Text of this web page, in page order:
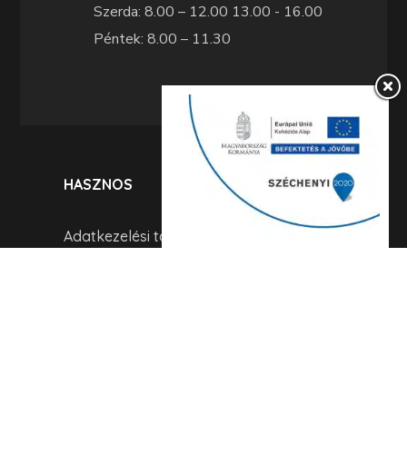
Szerda: 8.00 – 12.00 13.00 - 16.00
Péntek: 8.00 – 11.30
HASZNOS
Adatkezelési tájékoztató